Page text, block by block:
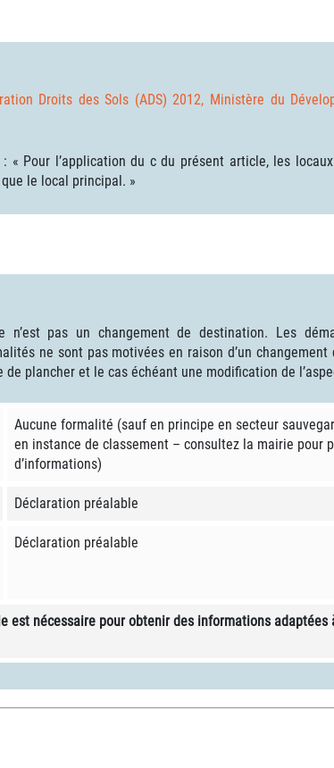
Droits des Sols (ADS) 2012, Ministère du
: « Pour l’application du c du présent article, les locaux
le local principal. »
pas un changement de destination. Les
ne sont pas motivées en raison d’un changement
plancher et le cas échéant une modification de
Aucune formalité (sauf en principe en secteur
en instance de classement – consultez la mairie pour
d’informations)
Déclaration préalable
Déclaration préalable
est nécessaire pour obtenir des informations adaptées